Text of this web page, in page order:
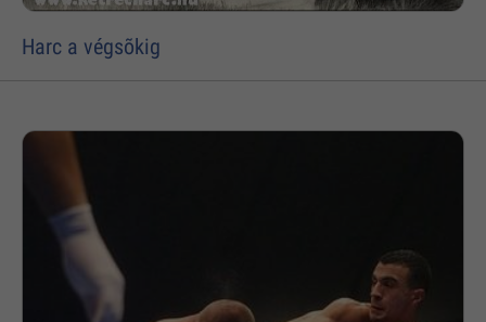
Harc a végsõkig